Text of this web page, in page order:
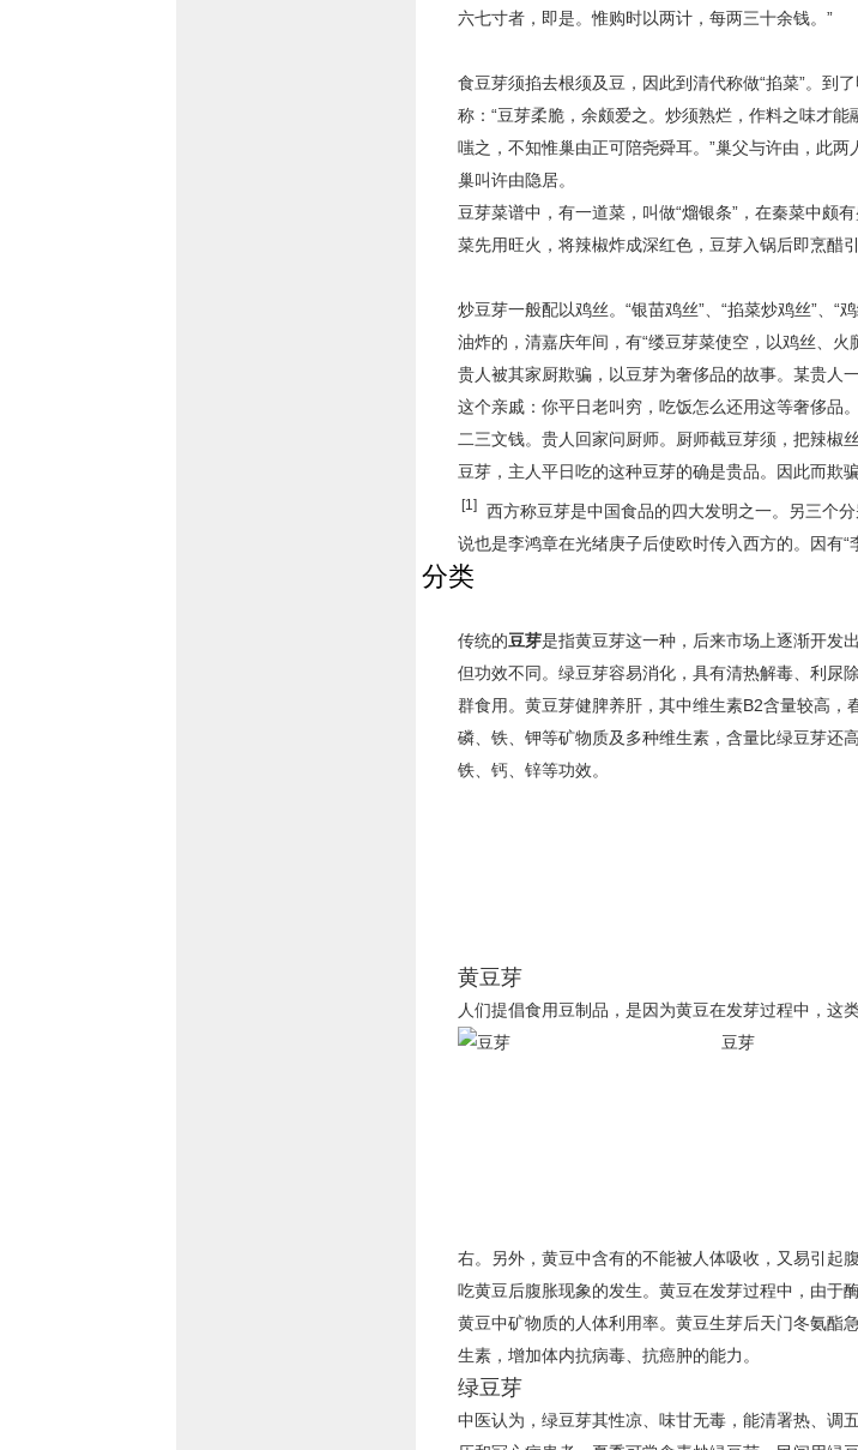
六七寸者，即是。惟购时以两计，每两三十余钱。”
食豆芽须掐去根须及豆，因此到清代称做“掐菜”。到
称：“豆芽柔脆，余颇爱之。炒须熟烂，作料之味才
嗤之，不知惟巢由正可陪尧舜耳。”巢父与许由，此
巢叫许由隐居。
豆芽菜谱中，有一道菜，叫做“熘银条”，在秦菜中颇有
菜先用旺火，将辣椒炸成深红色，豆芽入锅后即烹醋
炒豆芽一般配以鸡丝。“银苗鸡丝”、“掐菜炒鸡丝”、“
油炸的，清嘉庆年间，有“缕豆芽菜使空，以鸡丝、
贵人被其家厨欺骗，以豆芽为奢侈品的故事。某贵人
这个亲戚：你平日老叫穷，吃饭怎么还用这等奢侈品
二三文钱。贵人回家问厨师。厨师截豆芽须，把辣椒
豆芽，主人平日吃的这种豆芽的确是贵品。因此而欺骗
[1]
西方称豆芽是中国食品的四大发明之一。另三个
说也是李鸿章在光绪庚子后使欧时传入西方的。因有“
分类
传统的豆芽是指黄豆芽这一种，后来市场上逐渐开发
但功效不同。绿豆芽容易消化，具有清热解毒、利尿
群食用。黄豆芽健脾养肝，其中维生素B2含量较高，
磷、铁、钾等矿物质及多种维生素，含量比绿豆芽还
铁、钙、锌等功效。
黄豆芽
人们提倡食用豆制品，是因为黄豆在发芽过程中，这
豆芽
右。另外，黄豆中含有的不能被人体吸收，又易引起
吃黄豆后腹胀现象的发生。黄豆在发芽过程中，由于
黄豆中矿物质的人体利用率。黄豆生芽后天门冬氨酯
生素，增加体内抗病毒、抗癌肿的能力。
绿豆芽
中医认为，绿豆芽其性凉、味甘无毒，能清署热、调